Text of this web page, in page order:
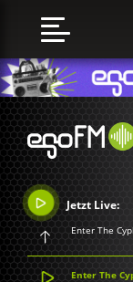
Jetzt Live:
Enter The
Enter The